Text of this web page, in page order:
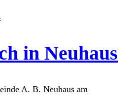
in Neuhaus
A. B. Neuhaus am